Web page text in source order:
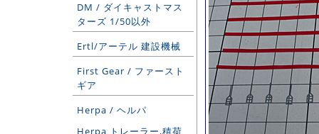
DM / ダイキャストマス
ターズ 1/50以外
Ertl/アーテル 建設機械
First Gear / ファースト
ギア
Herpa / ヘルパ
Herpa トレーラー,積荷